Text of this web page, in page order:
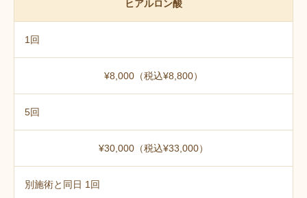
ヒアルロン酸
1回
¥8,000（税込¥8,800）
5回
¥30,000（税込¥33,000）
別施術と同日 1回